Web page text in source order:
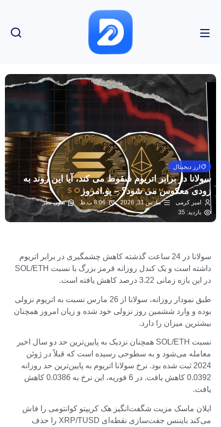
ارز دیجیتال
سولانا در برابر اتریوم سقوط می کند، آیا این روند به
زودی معکوس می شود؟ – یو.امروز
امیر کرمی مارس 31, 2026 8:06 ب.ظ
بدون نظر
بازدید: 35
سولانا در 24 ساعت گذشته کاهش چشمگیری در برابر اتریوم
داشته است و یک کندل روزانه قرمز بزرگ با نسبت SOL/ETH
در این بازه زمانی 3.22 درصد کاهش یافته است.
طبق نمودار روزانه، سولانا از 26 مارس نسبت به اتریوم نزولی
بوده و وارد ششمین روز نزولی خود شده و زیان امروز همچنان
بیشترین میزان را دارد.
نسبت SOL/ETH همچنان نزدیک به پایین‌ترین حد دو سال اخیر
معامله می‌شود و به سطوحی رسیده است که قبلاً در ژوئن
2024 ثبت شده بود. نرخ سولانا اتریوم به پایین‌ترین حد روزانه
0.0392 کاهش یافت. در 6 فوریه، این نرخ به 0.0386 کاهش
یافت.
ایلان ماسک مزیت شگفت‌انگیز هک کریپتو کوانتومی را فاش
می‌کند بایننس جفت‌سازی نقطه‌ای XRP/TUSD را حذف